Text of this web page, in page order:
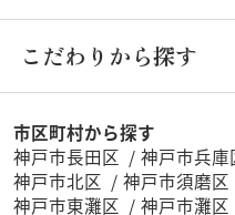
こだわりから探す
市区町村から探す
神戸市長田区
神戸市兵庫
神戸市北区
神戸市須磨区
神戸市東灘区
神戸市灘区